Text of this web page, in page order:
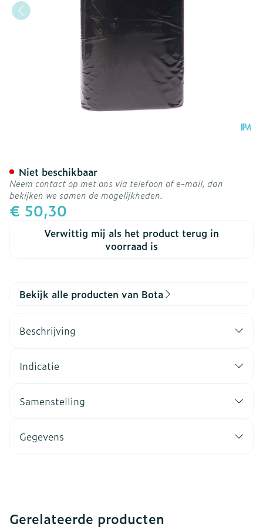
€ 50,30
Verwittig mij als het product terug in
voorraad is
Niet beschikbaar
Neem contact op met ons via telefoon of e-mail, dan
bekijken we samen de mogelijkheden.
Bekijk alle producten van Bota
Beschrijving
Indicatie
Samenstelling
Gegevens
Gerelateerde producten